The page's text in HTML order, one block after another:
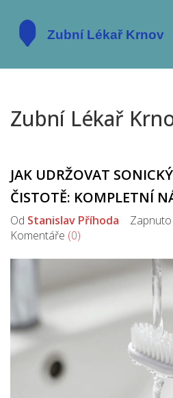
Zubní Lékař
JAK UDRŽOVAT
ČISTOTĚ: KOMPLETNÍ
Od Stanislav Příhoda Zapnuto
Komentáře (0)